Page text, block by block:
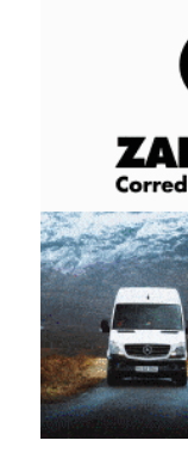
Este sitio usa
Aprende
comentarios.